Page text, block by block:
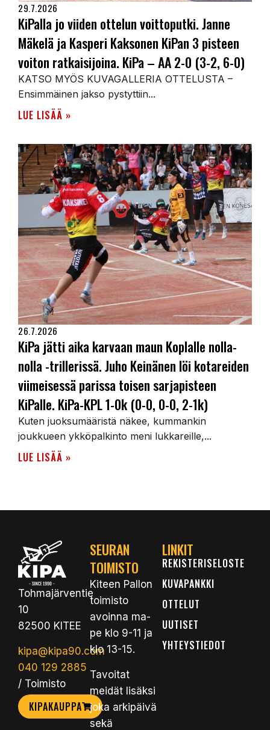
29.7.2026
KiPalla jo viiden ottelun voittoputki. Janne
Mäkelä ja Kasperi Kaksonen KiPan 3 pisteen
voiton ratkaisijoina. KiPa – AA 2-0 (3-2, 6-0)
KATSO MYÖS KUVAGALLERIA OTTELUSTA –
Ensimmäinen jakso pystyttiin...
LUE LISÄÄ »
26.7.2026
KiPa jätti aika karvaan maun Koplalle nolla-
nolla -trillerissä. Juho Keinänen löi kotareiden
viimeisessä parissa toisen sarjapisteen
KiPalle. KiPa-KPL 1-0k (0-0, 0-0, 2-1k)
Kuten juoksumääristä näkee, kummankin
joukkueen ykköpalkinto meni lukkareille,...
LUE LISÄÄ »
Tohmajärventie
10
82500 KITEE
kipa@kipa90.com
040 129 2885
/ Toimisto
KIPAKAUPPA
SEURAN
TOIMISTO
Kiteen Pallon
toimisto
avoinna ma-
pe klo 9-11 ja
klo 13-15.
Tavoitat
meidät lisäksi
joka arkipäivä
sekä
LINKIT
REKISTERISELOSTE
KUVAPANKKI
OTTELUT
UUTISET
YHTEYSTIEDOT